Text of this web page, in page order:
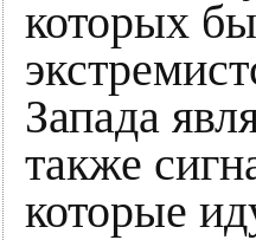
которых
Запада
также
которые